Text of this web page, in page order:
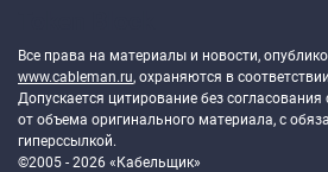
Все права на материалы и новости,
www.cableman.ru, охраняются в
Допускается цитирование без согласования
от объема оригинального материала, с
гиперссылкой.
©2005 - 2026 «Кабельщик»